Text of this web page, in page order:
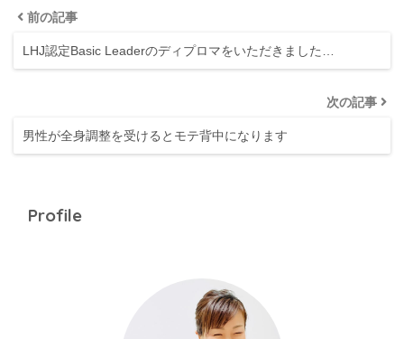
前の記事
LHJ認定Basic Leaderのディプロマをいただきました…
次の記事
男性が全身調整を受けるとモテ背中になります
Profile